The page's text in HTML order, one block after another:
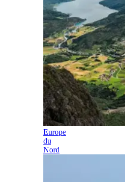
Europe
du
Nord